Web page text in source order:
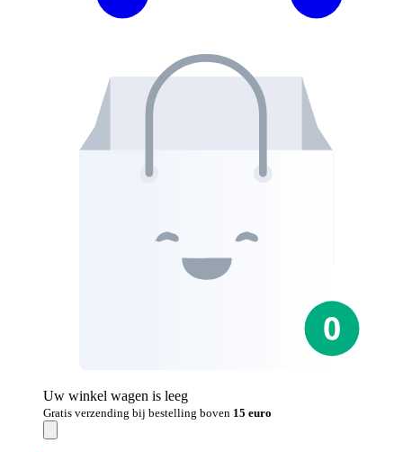
Uw winkel wagen is leeg
Gratis verzending bij bestelling boven 15 euro